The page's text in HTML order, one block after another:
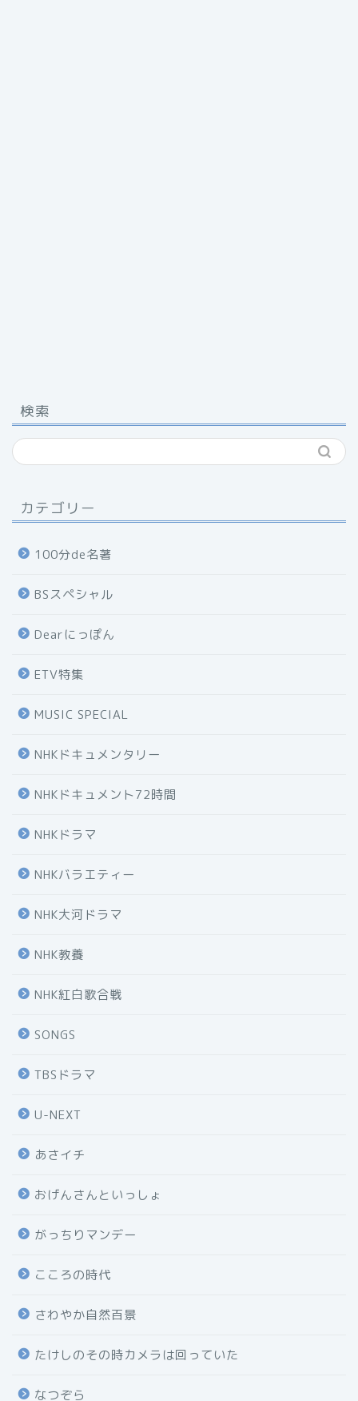
検索
カテゴリー
100分de名著
BSスペシャル
Dearにっぽん
ETV特集
MUSIC SPECIAL
NHKドキュメンタリー
NHKドキュメント72時間
NHKドラマ
NHKバラエティー
NHK大河ドラマ
NHK教養
NHK紅白歌合戦
SONGS
TBSドラマ
U-NEXT
あさイチ
おげんさんといっしょ
がっちりマンデー
こころの時代
さわやか自然百景
たけしのその時カメラは回っていた
なつぞら